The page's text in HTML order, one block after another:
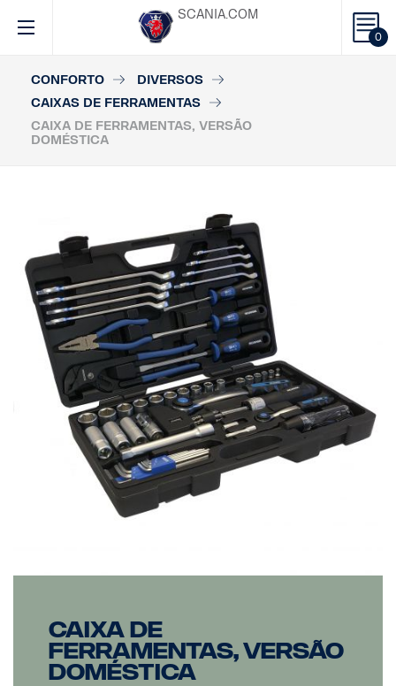
0
SCANIA.COM
CONFORTO
DIVERSOS
CAIXAS DE FERRAMENTAS
CAIXA DE FERRAMENTAS, VERSÃO
DOMÉSTICA
Caixa de
ferramentas, Versão
doméstica